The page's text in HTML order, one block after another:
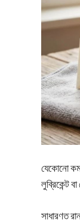
যেকোনো কম
লুব্রিকেন্ট
সাধারণত